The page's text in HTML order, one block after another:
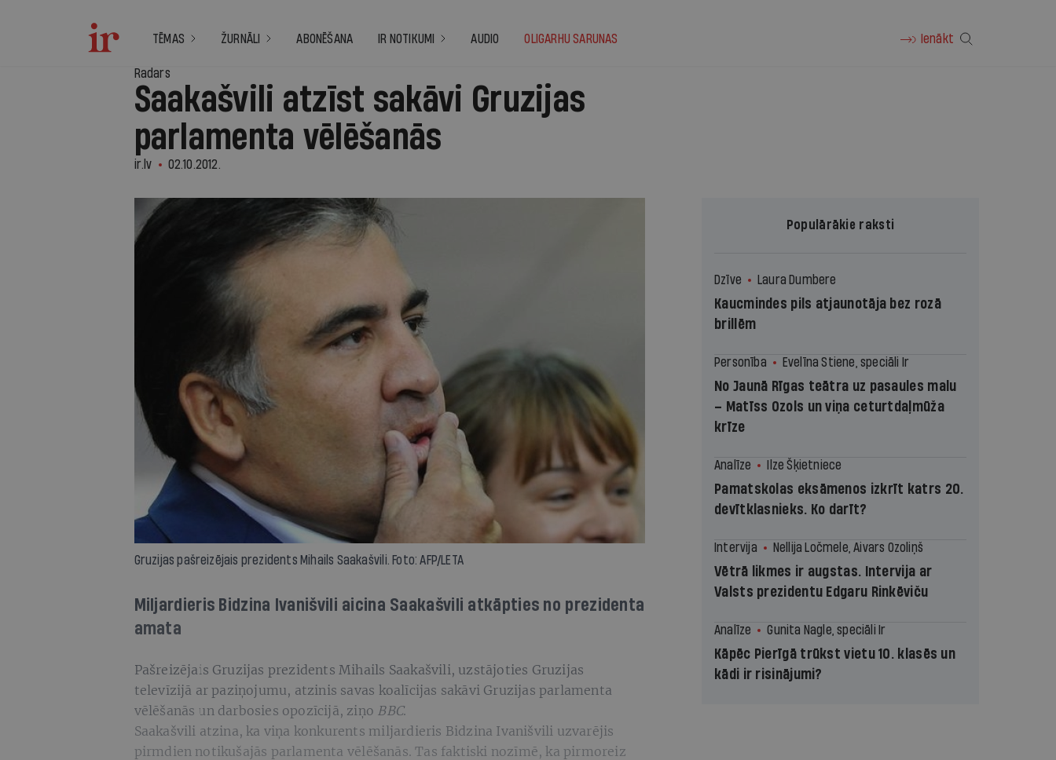
TĒMAS ŽURNĀLI ABONĒŠANA IR NOTIKUMI AUDIO OLIGARHU SARUNAS Ienākt
Radars
Saakašvili atzīst sakāvi Gruzijas
parlamenta vēlēšanās
ir.lv 02.10.2012.
Gruzijas pašreizējais prezidents Mihails Saakašvili. Foto: AFP/LETA
Miljardieris Bidzina Ivanišvili aicina Saakašvili atkāpties no prezidenta
amata
Pašreizējais Gruzijas prezidents Mihails Saakašvili, uzstājoties Gruzijas
televīzijā ar paziņojumu, atzinis savas koalīcijas sakāvi Gruzijas parlamenta
vēlēšanās un darbosies opozīcijā, ziņo BBC.
Saakašvili atzina, ka viņa konkurents miljardieris Bidzina Ivanišvili uzvarējis
pirmdien notikušajās parlamenta vēlēšanās. Tas faktiski nozīmē, ka pirmoreiz
Populārākie raksti
Dzīve Laura Dumbere
Kaucmindes pils atjaunotāja bez rozā
brillēm
Personība Evelīna Stiene, speciāli Ir
No Jaunā Rīgas teātra uz pasaules malu
– Matīss Ozols un viņa ceturtdaļmūža
krīze
Analīze Ilze Šķietniece
Pamatskolas eksāmenos izkrīt katrs 20.
devītklasnieks. Ko darīt?
Intervija Nellija Ločmele, Aivars Ozoliņš
Vētrā likmes ir augstas. Intervija ar
Valsts prezidentu Edgaru Rinkēviču
Analīze Gunita Nagle, speciāli Ir
Kāpēc Pierīgā trūkst vietu 10. klasēs un
kādi ir risinājumi?